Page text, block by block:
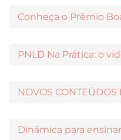
Conheça o Prêmio